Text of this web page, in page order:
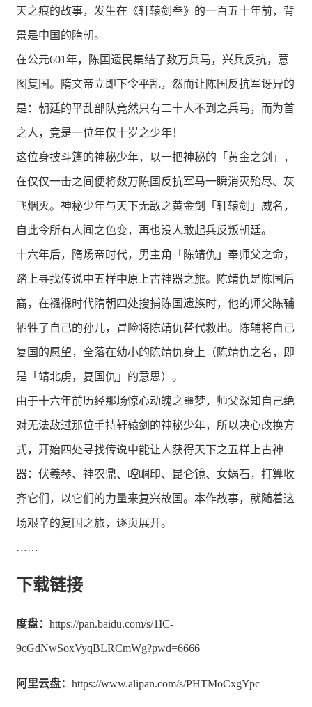
天之痕的故事，发生在《轩辕剑叁》的一百五十年前，背
景是中国的隋朝。
在公元601年，陈国遗民集结了数万兵马，兴兵反抗，意
图复国。隋文帝立即下令平乱，然而让陈国反抗军讶异的
是：朝廷的平乱部队竟然只有二十人不到之兵马，而为首
之人，竟是一位年仅十岁之少年！
这位身披斗篷的神秘少年，以一把神秘的「黄金之剑」，
在仅仅一击之间便将数万陈国反抗军马一瞬消灭殆尽、灰
飞烟灭。神秘少年与天下无敌之黄金剑「轩辕剑」威名，
自此令所有人闻之色变，再也没人敢起兵反叛朝廷。
十六年后，隋炀帝时代，男主角「陈靖仇」奉师父之命，
踏上寻找传说中五样中原上古神器之旅。陈靖仇是陈国后
裔，在襁褓时代隋朝四处搜捕陈国遗族时，他的师父陈辅
牺牲了自己的孙儿，冒险将陈靖仇替代救出。陈辅将自己
复国的愿望，全落在幼小的陈靖仇身上（陈靖仇之名，即
是「靖北虏，复国仇」的意思）。
由于十六年前历经那场惊心动魄之噩梦，师父深知自己绝
对无法敌过那位手持轩辕剑的神秘少年，所以决心改换方
式，开始四处寻找传说中能让人获得天下之五样上古神
器：伏羲琴、神农鼎、崆峒印、昆仑镜、女娲石，打算收
齐它们，以它们的力量来复兴故国。本作故事，就随着这
场艰辛的复国之旅，逐页展开。
……
下载链接
度盘： https://pan.baidu.com/s/1IC-
9cGdNwSoxVyqBLRCmWg?pwd=6666
阿里云盘： https://www.alipan.com/s/PHTMoCxgYpc